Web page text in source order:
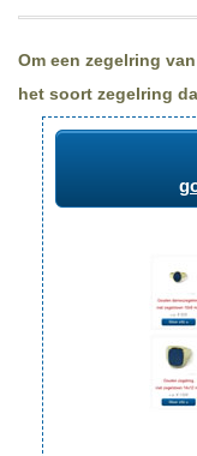
Om een zegelring
het soort zegelring